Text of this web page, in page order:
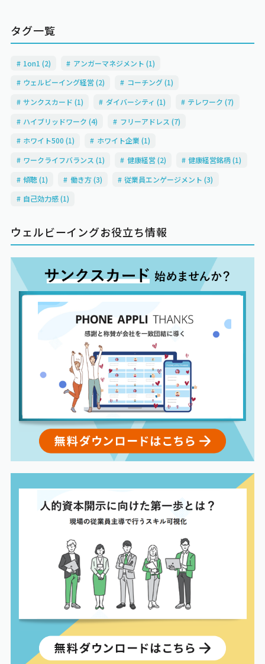
タグ一覧
1on1 (2)
アンガーマネジメント (1)
ウェルビーイング経営 (2)
コーチング (1)
サンクスカード (1)
ダイバーシティ (1)
テレワーク (7)
ハイブリッドワーク (4)
フリーアドレス (7)
ホワイト500 (1)
ホワイト企業 (1)
ワークライフバランス (1)
健康経営 (2)
健康経営銘柄 (1)
傾聴 (1)
働き方 (3)
従業員エンゲージメント (3)
自己効力感 (1)
ウェルビーイングお役立ち情報